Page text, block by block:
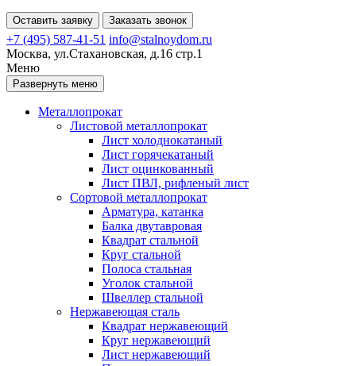
Оставить заявку Заказать звонок
+7 (495) 587-41-51 info@stalnoydom.ru
Москва, ул.Стахановская, д.16 стр.1
Меню
Развернуть меню
Металлопрокат
Листовой металлопрокат
Лист холоднокатаный
Лист горячекатаный
Лист оцинкованный
Лист ПВЛ, рифленый лист
Сортовой металлопрокат
Арматура, катанка
Балка двутавровая
Квадрат стальной
Круг стальной
Полоса стальная
Уголок стальной
Швеллер стальной
Нержавеющая сталь
Квадрат нержавеющий
Круг нержавеющий
Лист нержавеющий